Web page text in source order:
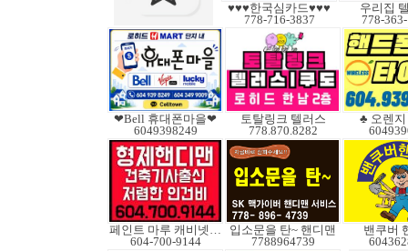
♥♥♥한국심카드♥♥♥
778-716-3837
우리집
778-
❤Bell 휴대폰마을❤
6049398249
토탈링크 텔러스
778.870.8282
♣ 오렌
페인트 마루 캐비넷코팅
604-700-9144
입소문을 탄~ 핸디맨
7788964739
밴쿠버